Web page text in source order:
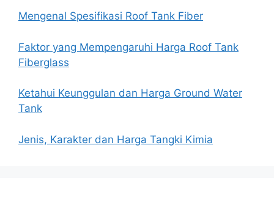
Mengenal Spesifikasi Roof Tank Fiber
Faktor yang Mempengaruhi Harga Roof Tank
Fiberglass
Ketahui Keunggulan dan Harga Ground Water
Tank
Jenis, Karakter dan Harga Tangki Kimia